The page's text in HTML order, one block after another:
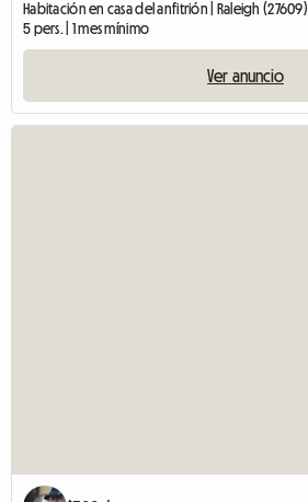
Habitación en casa del anfitrión | Raleigh (27609)
5 pers. | 1 mes mínimo
Ver anuncio